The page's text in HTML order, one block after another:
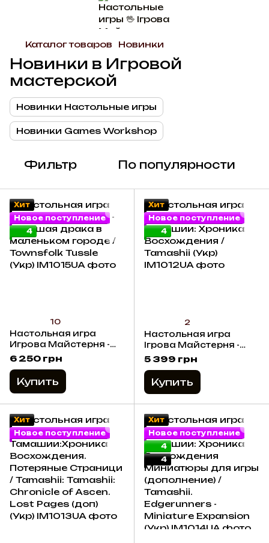
Каталог товаров Новинки
Новинки в Игровой
мастерской
Новинки Настольные игры
Новинки Games Workshop
Фильтр По популярности
Хит
Новое поступление
4
10
Настольная игра
Игрова Майстерня -
Большая драка в
маленьком городе /
Townsfolk Tussle (Укр)
6 250 грн
Купить
Хит
Новое поступление
4
2
Настольная игра
Ігрова Майстерня -
Тамашии: Хроника
Восхождения /
Tamashii (Укр)
5 399 грн
Купить
Хит
Новое поступление
Хит
Новое поступление
4
4